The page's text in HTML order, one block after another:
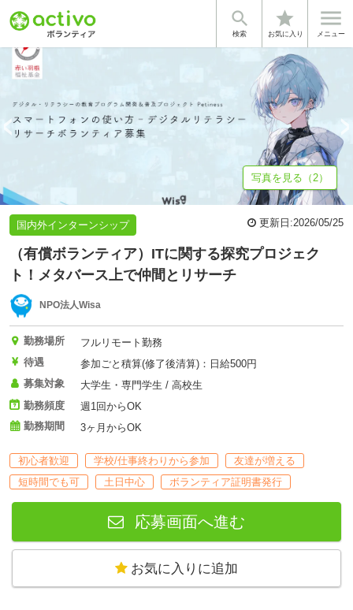

検索
star
お気に入り

メニュー
基本情報 募集詳細 法人情報
写真を見る（2）
国内外インターンシップ 更新日:2026/05/25
（有償ボランティア）ITに関する探究プロジェク
ト！メタバース上で仲間とリサーチ
NPO法人Wisa
勤務場所
フルリモート勤務
待遇
参加ごと積算(修了後清算)：日給500円
募集対象
大学生・専門学生 / 高校生
勤務頻度
週1回からOK
勤務期間
3ヶ月からOK
初心者歓迎 学校/仕事終わりから参加
友達が増える
短時間でも可
土日中心 ボランティア証明書発行
応募画面へ進む
お気に入りに追加